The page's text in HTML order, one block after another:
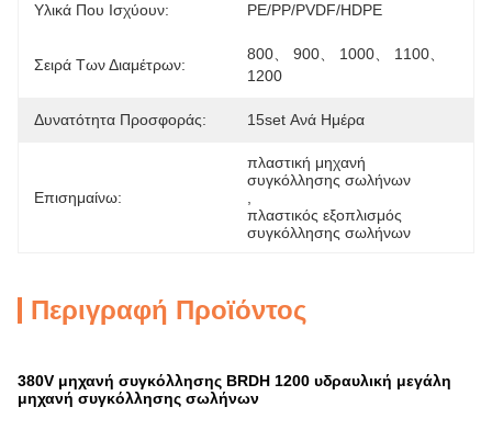
Υλικά Που Ισχύουν: PE/PP/PVDF/HDPE
Σειρά Των Διαμέτρων:
800、 900、 1000、 1100、
1200
Δυνατότητα Προσφοράς: 15set Ανά Ημέρα
Επισημαίνω:
πλαστική μηχανή
συγκόλλησης σωλήνων
πλαστικός εξοπλισμός
συγκόλλησης σωλήνων
Περιγραφή Προϊόντος
380V μηχανή συγκόλλησης BRDH 1200 υδραυλική μεγάλη
μηχανή συγκόλλησης σωλήνων